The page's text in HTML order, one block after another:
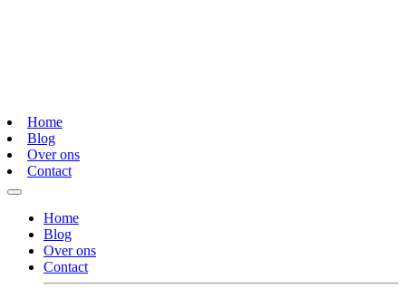
Home
Blog
Over ons
Contact
Home
Blog
Over ons
Contact